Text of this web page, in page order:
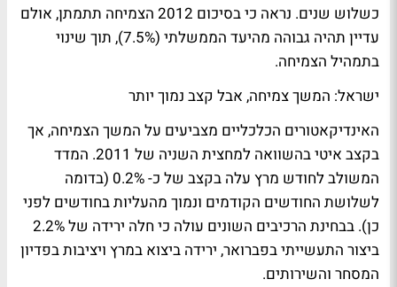
כשלוש שנים. נראה כי בסיכום 2012 הצמיחה תתמתן, אולם
עדיין תהיה גבוהה מהיעד הממשלתי (7.5%), תוך שינוי
בתמהיל הצמיחה.
ישראל: המשך צמיחה, אבל קצב נמוך יותר
האינדיקאטורים הכלכליים מצביעים על המשך הצמיחה, אך
בקצב איטי בהשוואה למחצית השניה של 2011. המדד
המשולב לחודש מרץ עלה בקצב של כ- 0.2% (בדומה
לשלושת החודשים הקודמים ונמוך מהעליות בחודשים לפני
כן). בבחינת הרכיבים השונים עולה כי חלה ירידה של 2.2%
ביצור התעשייתי בפברואר, ירידה ביצוא במרץ ויציבות בפדיון
המסחר והשירותים.